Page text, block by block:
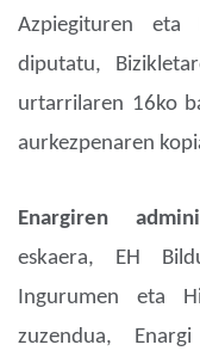
Azpiegituren eta
diputatu,
urtarrilaren 16ko
aurkezpenaren
Enargiren
eskaera, EH
Ingurumen eta
zuzendua,